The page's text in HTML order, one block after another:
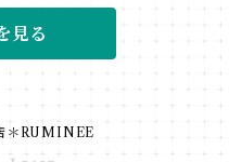
見る
＊RUMINEE